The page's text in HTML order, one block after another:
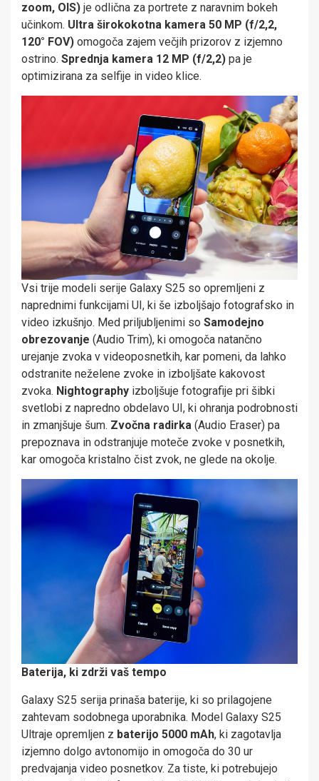
zoom, OIS) je odlična za portrete z naravnim bokeh
učinkom. Ultra širokokotna kamera 50 MP (f/2,2,
120° FOV) omogoča zajem večjih prizorov z izjemno
ostrino. Sprednja kamera 12 MP (f/2,2) pa je
optimizirana za selfije in video klice.
Vsi trije modeli serije Galaxy S25 so opremljeni z
naprednimi funkcijami UI, ki še izboljšajo fotografsko in
video izkušnjo. Med priljubljenimi so Samodejno
obrezovanje (Audio Trim), ki omogoča natančno
urejanje zvoka v videoposnetkih, kar pomeni, da lahko
odstranite neželene zvoke in izboljšate kakovost
zvoka. Nightography izboljšuje fotografije pri šibki
svetlobi z napredno obdelavo UI, ki ohranja podrobnosti
in zmanjšuje šum. Zvočna radirka (Audio Eraser) pa
prepoznava in odstranjuje moteče zvoke v posnetkih,
kar omogoča kristalno čist zvok, ne glede na okolje.
Baterija, ki zdrži vaš tempo
Galaxy S25 serija prinaša baterije, ki so prilagojene
zahtevam sodobnega uporabnika. Model Galaxy S25
Ultraje opremljen z baterijo 5000 mAh, ki zagotavlja
izjemno dolgo avtonomijo in omogoča do 30 ur
predvajanja video posnetkov. Za tiste, ki potrebujejo